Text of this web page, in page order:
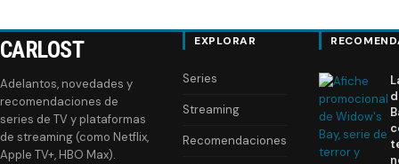
CARLOST
Adelantos, novedades y
recomendaciones de
series de TV y plataformas
de streaming (como Netflix,
Apple TV+, HBO Max).
EXPLORAR
Series
Streaming
Recomendaciones